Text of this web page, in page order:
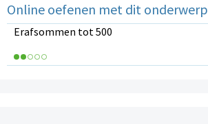
Online oefenen met dit onderwerp
Erafsommen tot 500